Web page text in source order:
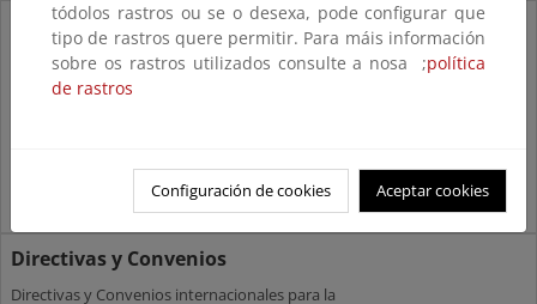
Conservación ex situ
Conservación ex situ, programas, reintroducción,
parques zoológicos…
Directivas y Convenios
Directivas y Convenios internacionales para la
tódolos rastros ou se o desexa, pode configurar que
tipo de rastros quere permitir. Para máis información
sobre os rastros utilizados consulte a nosa ;política
de rastros
Configuración de cookies Aceptar cookies